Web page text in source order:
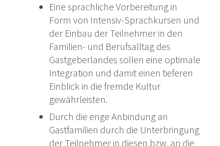
Eine sprachliche Vorbereitung in
Form von Intensiv-Sprachkursen und
der Einbau der Teilnehmer in den
Familien- und Berufsalltag des
Gastgeberlandes sollen eine optimale
Integration und damit einen tieferen
Einblick in die fremde Kultur
gewährleisten.
Durch die enge Anbindung an
Gastfamilien durch die Unterbringung
der Teilnehmer in diesen bzw. an die